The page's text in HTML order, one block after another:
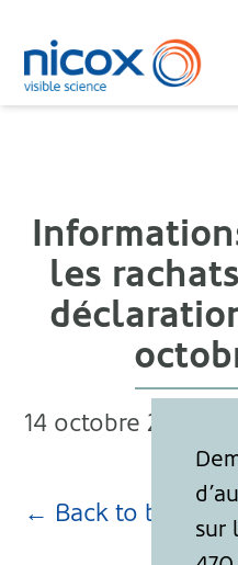
Nicox
les
14 octobre 2016
← Back to blog